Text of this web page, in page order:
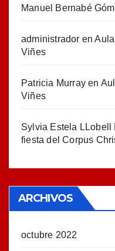
Manuel Bernabé
administrador en
Viñes
Patricia Murray en
Viñes
Sylvia Estela LLobell
fiesta del Corpus
ARCHIVOS
octubre 2022